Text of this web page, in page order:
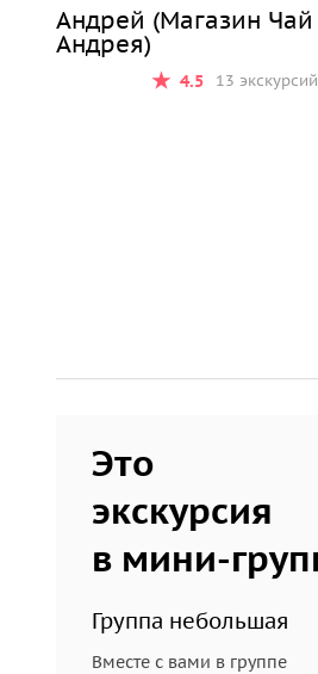
Андрей (Магазин Чай
Андрея)
4.5 13 экскурсий
Это
экскурсия
в мини-
Группа небольшая
Вместе с вами в группе